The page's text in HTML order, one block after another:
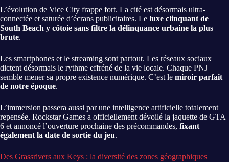
L’évolution de Vice City frappe fort. La cité est désormais ultra-
connectée et saturée d’écrans publicitaires. Le luxe clinquant de
South Beach y côtoie sans filtre la délinquance urbaine la plus
brute.
Les smartphones et le streaming sont partout. Les réseaux sociaux
dictent désormais le rythme effréné de la vie locale. Chaque PNJ
semble mener sa propre existence numérique. C’est le miroir parfait
de notre époque.
L’immersion passera aussi par une intelligence artificielle totalement
repensée. Rockstar Games a officiellement dévoilé la jaquette de GTA
6 et annoncé l’ouverture prochaine des précommandes, fixant
également la date de sortie du jeu.
Des Grassrivers aux Keys : la diversité des zones géographiques